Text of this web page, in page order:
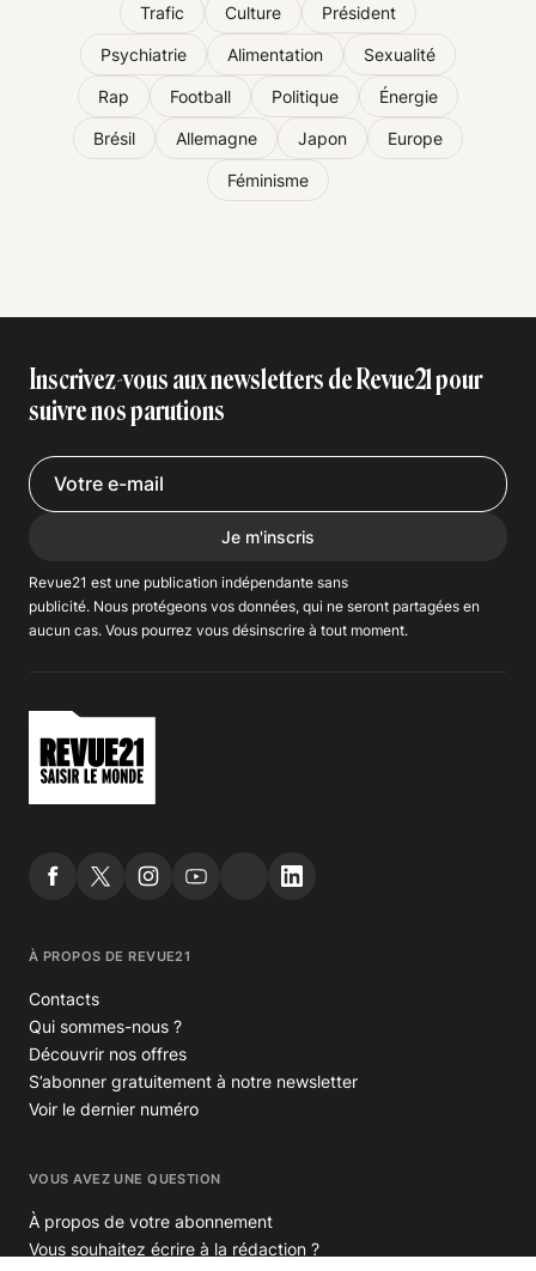
Trafic Culture Président
Psychiatrie Alimentation Sexualité
Rap Football Politique Énergie
Brésil Allemagne Japon Europe
Féminisme
Inscrivez-vous aux newsletters de Revue21 pour
suivre nos parutions
Je m'inscris
Revue21 est une publication indépendante sans
publicité. Nous protégeons vos données, qui ne seront partagées en
aucun cas. Vous pourrez vous désinscrire à tout moment.
À PROPOS DE REVUE21
Contacts
Qui sommes-nous ?
Découvrir nos offres
S’abonner gratuitement à notre newsletter
Voir le dernier numéro
VOUS AVEZ UNE QUESTION
À propos de votre abonnement
Vous souhaitez écrire à la rédaction ?